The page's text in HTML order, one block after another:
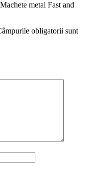
metal Fast and
obligatorii sunt